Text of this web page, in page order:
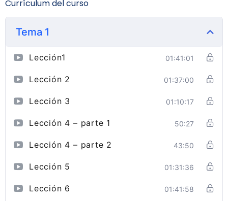
Currículum del curso
Tema 1
Lección1 01:41:01
Lección 2 01:37:00
Lección 3 01:10:17
Lección 4 – parte 1 50:27
Lección 4 – parte 2 43:50
Lección 5 01:31:36
Lección 6 01:41:58